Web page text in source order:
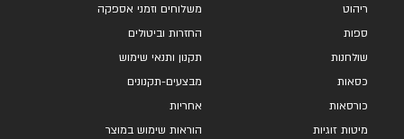
ריהוט
ספות
שולחנות
כסאות
כורסאות
מיטות זוגיות
משלוחים וזמני אספקה
החזרות וביטולים
תקנון ותנאי שימוש
מבצעים-תקנונים
אחריות
הוראות שימוש במוצר